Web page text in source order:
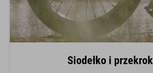
Siodełko i przekrok